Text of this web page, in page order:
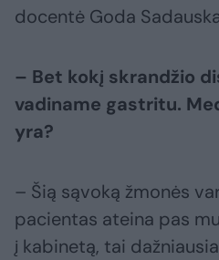
docentė Goda
– Bet kokį skrandžio
vadiname gastritu.
yra?
– Šią sąvoką žmonės
pacientas ateina pas
į kabinetą, tai